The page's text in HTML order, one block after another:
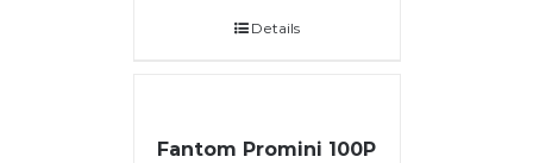
Details
Fantom Promini 100P